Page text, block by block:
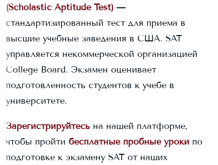
(Scholastic Aptitude Test) —
стандартизированный тест для приема в
высшие учебные заведения в США. SAT
управляется некоммерческой организацией
College Board. Экзамен оценивает
подготовленность студентов к учебе в
университете.
Зарегистрируйтесь на нашей платформе,
чтобы пройти бесплатные пробные уроки по
подготовке к экзамену SAT от наших